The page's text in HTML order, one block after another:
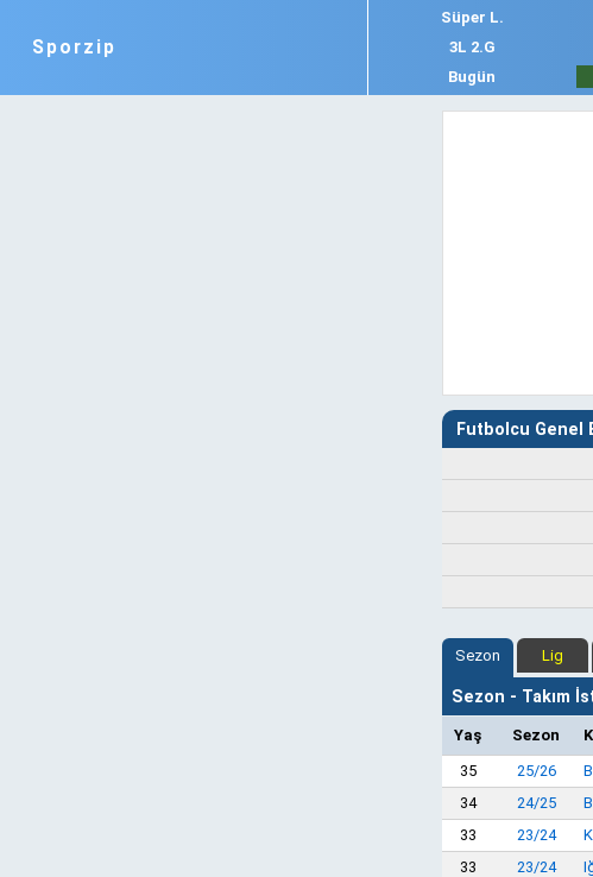
Sporzip
Süper L.
3L 2.G
Bugün
Futbolcu Genel
Sezon Lig
Sezon - Takım
Yaş Sezon
35
25/26
34
24/25
33
23/24
33
23/24